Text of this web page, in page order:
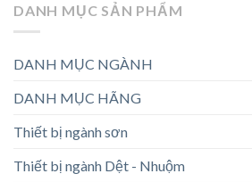
DANH MỤC SẢN PHẨM
DANH MỤC NGÀNH
DANH MỤC HÃNG
Thiết bị ngành sơn
Thiết bị ngành Dệt - Nhuộm